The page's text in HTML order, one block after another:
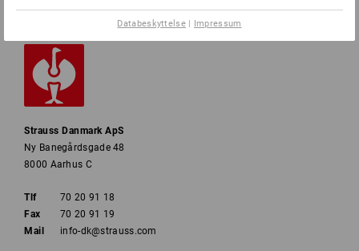
Strauss Danmark ApS
Ny Banegårdsgade 48
8000 Aarhus C
Tlf
70 20 91 18
Fax
70 20 91 19
Mail
info-dk@strauss.com
Databeskyttelse| Impressum